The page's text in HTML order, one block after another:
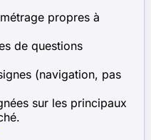
propres à
de questions
(navigation, pas
sur les principaux